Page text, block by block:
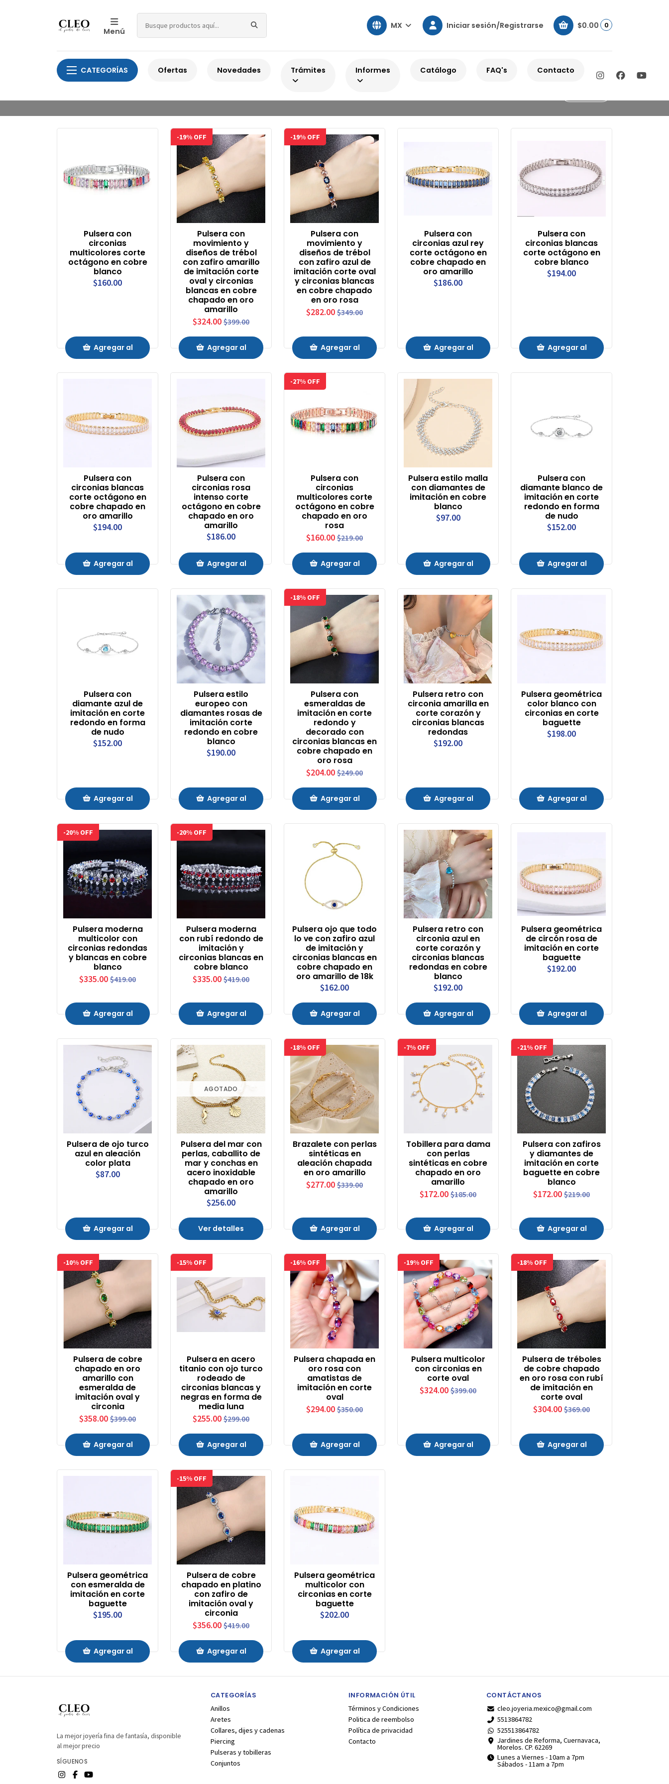
Menú
MX Iniciar sesión/Registrarse $0.00 0
CATEGORÍAS Ofertas Novedades Trámites Informes Catálogo FAQ's Contacto
Pulsera con
circonias
multicolores corte
octágono en cobre
blanco
$160.00
Agregar al
-19% OFF
Pulsera con
movimiento y
diseños de trébol
con zafiro amarillo
de imitación corte
oval y circonias
blancas en cobre
chapado en oro
amarillo
$324.00 $399.00
Agregar al
-19% OFF
Pulsera con
movimiento y
diseños de trébol
con zafiro azul de
imitación corte oval
y circonias blancas
en cobre chapado
en oro rosa
$282.00 $349.00
Agregar al
Pulsera con
circonias azul rey
corte octágono en
cobre chapado en
oro amarillo
$186.00
Agregar al
Pulsera con
circonias blancas
corte octágono en
cobre blanco
$194.00
Agregar al
Pulsera con
circonias blancas
corte octágono en
cobre chapado en
oro amarillo
$194.00
Agregar al
Pulsera con
circonias rosa
intenso corte
octágono en cobre
chapado en oro
amarillo
$186.00
Agregar al
-27% OFF
Pulsera con
circonias
multicolores corte
octágono en cobre
chapado en oro
rosa
$160.00 $219.00
Agregar al
Pulsera estilo malla
con diamantes de
imitación en cobre
blanco
$97.00
Agregar al
Pulsera con
diamante blanco de
imitación en corte
redondo en forma
de nudo
$152.00
Agregar al
Pulsera con
diamante azul de
imitación en corte
redondo en forma
de nudo
$152.00
Agregar al
Pulsera estilo
europeo con
diamantes rosas de
imitación corte
redondo en cobre
blanco
$190.00
Agregar al
-18% OFF
Pulsera con
esmeraldas de
imitación en corte
redondo y
decorado con
circonias blancas en
cobre chapado en
oro rosa
$204.00 $249.00
Agregar al
Pulsera retro con
circonia amarilla en
corte corazón y
circonias blancas
redondas
$192.00
Agregar al
Pulsera geométrica
color blanco con
circonias en corte
baguette
$198.00
Agregar al
-20% OFF
Pulsera moderna
multicolor con
circonias redondas
y blancas en cobre
blanco
$335.00 $419.00
Agregar al
-20% OFF
Pulsera moderna
con rubí redondo de
imitación y
circonias blancas en
cobre blanco
$335.00 $419.00
Agregar al
Pulsera ojo que todo
lo ve con zafiro azul
de imitación y
circonias blancas en
cobre chapado en
oro amarillo de 18k
$162.00
Agregar al
Pulsera retro con
circonia azul en
corte corazón y
circonias blancas
redondas en cobre
blanco
$192.00
Agregar al
Pulsera geométrica
de circón rosa de
imitación en corte
baguette
$192.00
Agregar al
Pulsera de ojo turco
azul en aleación
color plata
$87.00
Agregar al
AGOTADO
Pulsera del mar con
perlas, caballito de
mar y conchas en
acero inoxidable
chapado en oro
amarillo
$256.00
Ver detalles
-18% OFF
Brazalete con perlas
sintéticas en
aleación chapada
en oro amarillo
$277.00 $339.00
Agregar al
-7% OFF
Tobillera para dama
con perlas
sintéticas en cobre
chapado en oro
amarillo
$172.00 $185.00
Agregar al
-21% OFF
Pulsera con zafiros
y diamantes de
imitación en corte
baguette en cobre
blanco
$172.00 $219.00
Agregar al
-10% OFF
Pulsera de cobre
chapado en oro
amarillo con
esmeralda de
imitación oval y
circonia
$358.00 $399.00
Agregar al
-15% OFF
Pulsera en acero
titanio con ojo turco
rodeado de
circonias blancas y
negras en forma de
media luna
$255.00 $299.00
Agregar al
-16% OFF
Pulsera chapada en
oro rosa con
amatistas de
imitación en corte
oval
$294.00 $350.00
Agregar al
-19% OFF
Pulsera multicolor
con circonias en
corte oval
$324.00 $399.00
Agregar al
-18% OFF
Pulsera de tréboles
de cobre chapado
en oro rosa con rubí
de imitación en
corte oval
$304.00 $369.00
Agregar al
Pulsera geométrica
con esmeralda de
imitación en corte
baguette
$195.00
Agregar al
-15% OFF
Pulsera de cobre
chapado en platino
con zafiro de
imitación oval y
circonia
$356.00 $419.00
Agregar al
Pulsera geométrica
multicolor con
circonias en corte
baguette
$202.00
Agregar al
La mejor joyería fina de fantasía, disponible
al mejor precio
SÍGUENOS
CATEGORÍAS
Anillos
Aretes
Collares, dijes y cadenas
Piercing
Pulseras y tobilleras
Conjuntos
INFORMACIÓN ÚTIL
Términos y Condiciones
Politica de reembolso
Política de privacidad
Contacto
CONTÁCTANOS
cleo.joyeria.mexico@gmail.com
5513864782
525513864782
Jardines de Reforma, Cuernavaca,
Morelos. CP. 62269
Lunes a Viernes - 10am a 7pm
Sábados - 11am a 7pm